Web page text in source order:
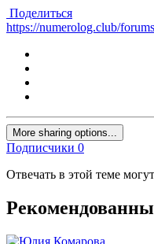
Поделиться
https://numerolog.club/
More sharing options...
Подписчики 0
Отвечать в этой теме